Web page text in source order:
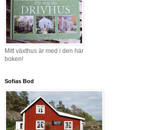
Mitt växthus är med i den här
boken!
Sofias Bod